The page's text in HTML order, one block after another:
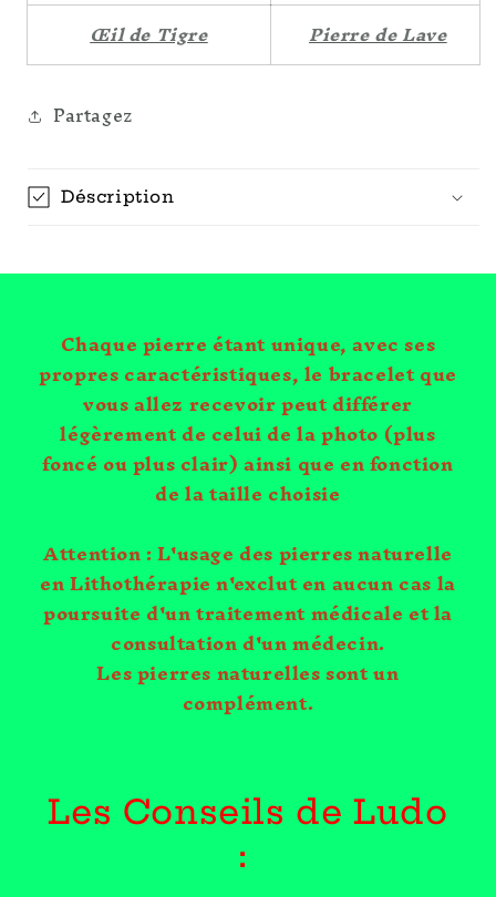
Œil de Tigre Pierre de Lave
Partagez
Déscription
Chaque pierre étant unique, avec ses
propres caractéristiques, le bracelet que
vous allez recevoir peut différer
légèrement de celui de la photo (plus
foncé ou plus clair) ainsi que en fonction
de la taille choisie
Attention : L'usage des pierres naturelle
en Lithothérapie n'exclut en aucun cas la
poursuite d'un traitement médicale et la
consultation d'un médecin.
Les pierres naturelles sont un
complément.
Les Conseils de Ludo
: